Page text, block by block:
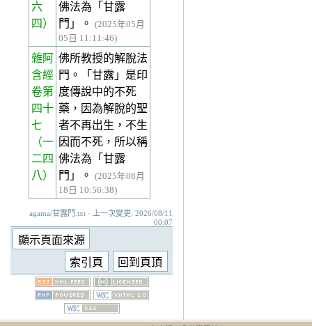
六
四）
佛法為「甘露
門」。
(2025年05月
05日 11:11:46)
雜阿
含經
卷第
四十
七
（一
二四
八）
佛所教授的解脫法
門。「甘露」是印
度傳說中的不死
藥，因為解脫的聖
者不再出生，不生
因而不死，所以稱
佛法為「甘露
門」。
(2025年08月
18日 10:56:38)
agama/甘露門.txt · 上一次變更: 2026/08/11
00:07